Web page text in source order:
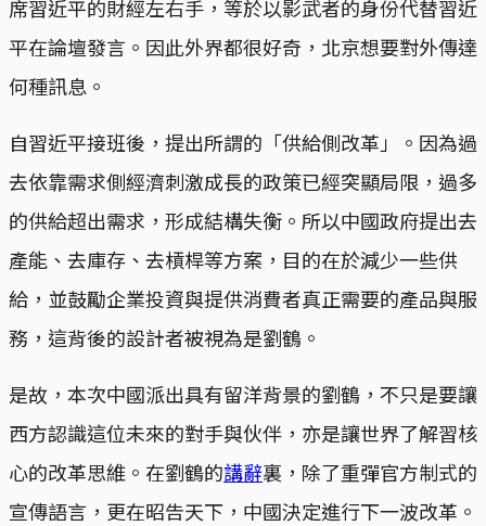
席習近平的財經左右手，等於以影武者的身份代替習近
平在論壇發言。因此外界都很好奇，北京想要對外傳達
何種訊息。
自習近平接班後，提出所謂的「供給側改革」。因為過
去依靠需求側經濟刺激成長的政策已經突顯局限，過多
的供給超出需求，形成結構失衡。所以中國政府提出去
產能、去庫存、去槓桿等方案，目的在於減少一些供
給，並鼓勵企業投資與提供消費者真正需要的產品與服
務，這背後的設計者被視為是劉鶴。
是故，本次中國派出具有留洋背景的劉鶴，不只是要讓
西方認識這位未來的對手與伙伴，亦是讓世界了解習核
心的改革思維。在劉鶴的講辭裏，除了重彈官方制式的
宣傳語言，更在昭告天下，中國決定進行下一波改革。